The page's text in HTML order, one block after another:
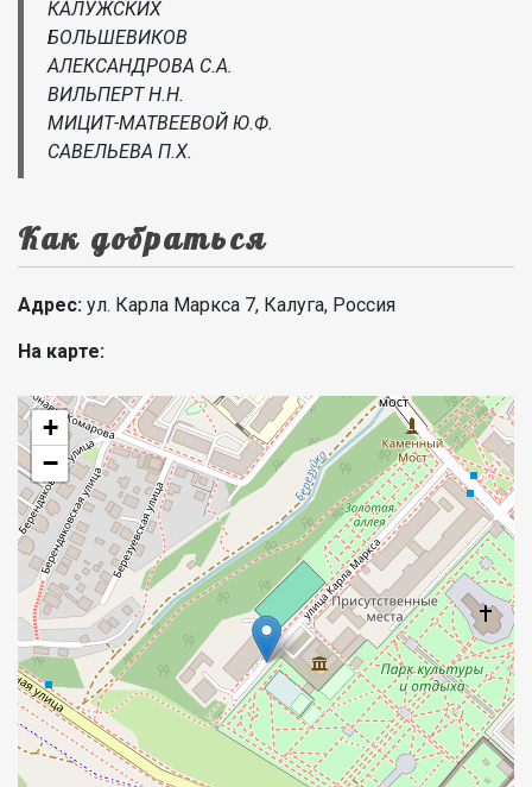
КАЛУЖСКИХ
БОЛЬШЕВИКОВ
АЛЕКСАНДРОВА С.А.
ВИЛЬПЕРТ Н.Н.
МИЦИТ-МАТВЕЕВОЙ Ю.Ф.
САВЕЛЬЕВА П.Х.
Как добраться
Адрес: ул. Карла Маркса 7, Калуга, Россия
На карте:
+
−